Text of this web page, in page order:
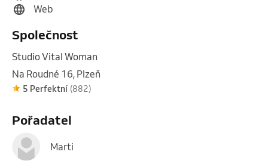
Web
Společnost
Studio Vital Woman
Na Roudné 16, Plzeň
5 Perfektní (882)
Pořadatel
Marti